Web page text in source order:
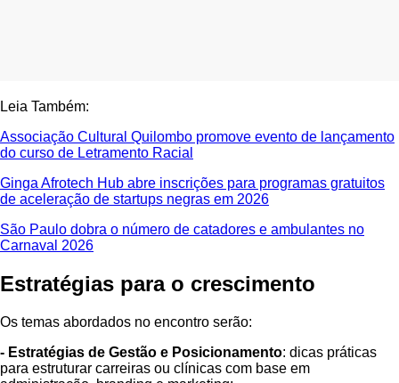
Leia Também:
Associação Cultural Quilombo promove evento de lançamento
do curso de Letramento Racial
Ginga Afrotech Hub abre inscrições para programas gratuitos
de aceleração de startups negras em 2026
São Paulo dobra o número de catadores e ambulantes no
Carnaval 2026
Estratégias para o crescimento
Os temas abordados no encontro serão:
- Estratégias de Gestão e Posicionamento: dicas práticas
para estruturar carreiras ou clínicas com base em